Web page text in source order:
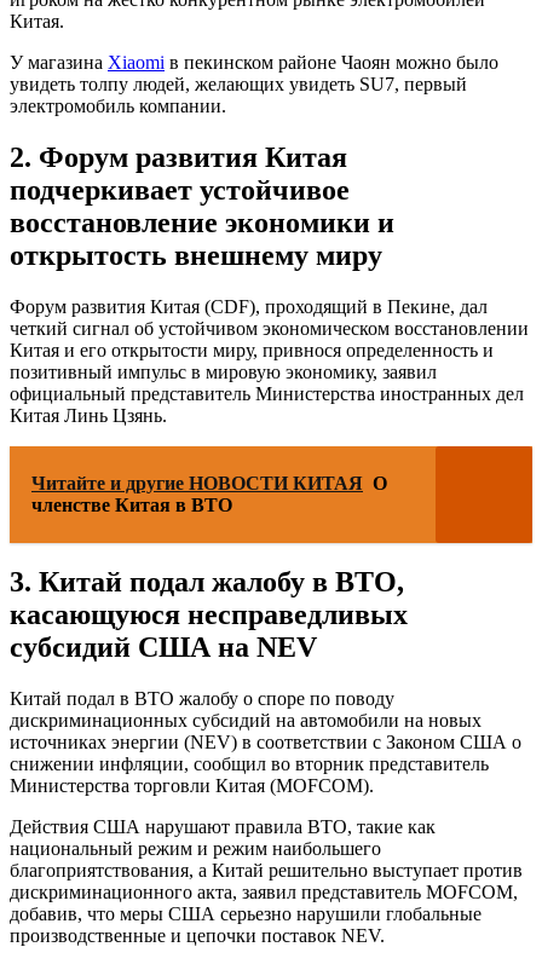
Китая.
У магазина Xiaomi в пекинском районе Чаоян можно было
увидеть толпу людей, желающих увидеть SU7, первый
электромобиль компании.
2. Форум развития Китая
подчеркивает устойчивое
восстановление экономики и
открытость внешнему миру
Форум развития Китая (CDF), проходящий в Пекине, дал
четкий сигнал об устойчивом экономическом восстановлении
Китая и его открытости миру, привнося определенность и
позитивный импульс в мировую экономику, заявил
официальный представитель Министерства иностранных дел
Китая Линь Цзянь.
Читайте и другие НОВОСТИ КИТАЯ О
членстве Китая в ВТО
3. Китай подал жалобу в ВТО,
касающуюся несправедливых
субсидий США на NEV
Китай подал в ВТО жалобу о споре по поводу
дискриминационных субсидий на автомобили на новых
источниках энергии (NEV) в соответствии с Законом США о
снижении инфляции, сообщил во вторник представитель
Министерства торговли Китая (MOFCOM).
Действия США нарушают правила ВТО, такие как
национальный режим и режим наибольшего
благоприятствования, а Китай решительно выступает против
дискриминационного акта, заявил представитель MOFCOM,
добавив, что меры США серьезно нарушили глобальные
производственные и цепочки поставок NEV.